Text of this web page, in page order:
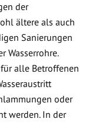
der
ältere als auch
Sanierungen
Wasserrohre.
alle Betroffenen
oder
werden. In der